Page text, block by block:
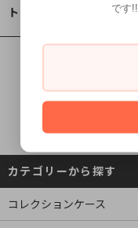
トイサンタ Instagram
カテゴリーから探す
コレクションケース
です